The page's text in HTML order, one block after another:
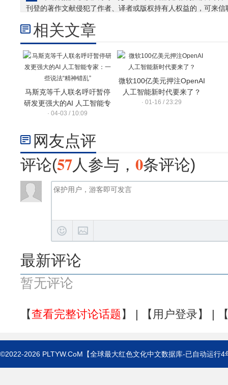
刊登的著作文献侵犯了作者、译者或版权持有人权益的，可来
相关文章
马斯克等千人联名呼吁暂停
研发更强大的AI 人工智能专
家：一些说法“精神错乱”
· 04-03 / 10:09
微软100亿美元押注OpenAI
人工智能新时代要来了？
· 01-16 / 23:29
网友点评
评论(57人参与， 0条评论)
最新评论
暂无评论
【查看完整讨论话题】 | 【 用户登录】 |
©2022-2026 PLTYW.CoM 【全球最大红色文化中文数据库-已自动运行4